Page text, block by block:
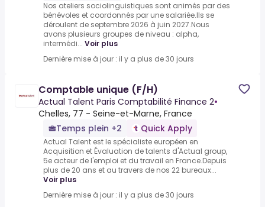
Nos ateliers sociolinguistiques sont animés par des
bénévoles et coordonnés par une salariée.Ils se
déroulent de septembre 2026 à juin 2027.Nous
avons plusieurs groupes de niveau : alpha,
intermédi... Voir plus
Dernière mise à jour : il y a plus de 30 jours
Comptable unique (F/H)
Actual Talent Paris Comptabilité Finance 2•
Chelles, 77 - Seine-et-Marne, France
Temps plein +2
Quick Apply
Actual Talent est le spécialiste européen en
Acquisition et Évaluation de talents d'Actual group,
5e acteur de l'emploi et du travail en France.Depuis
plus de 20 ans et au travers de nos 22 bureaux...
Voir plus
Dernière mise à jour : il y a plus de 30 jours